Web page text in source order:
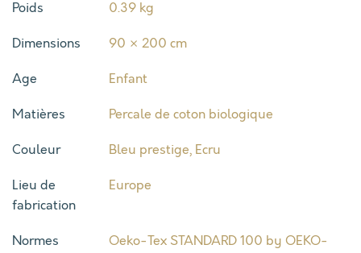
Poids 0.39 kg
Dimensions 90 × 200 cm
Age Enfant
Matières Percale de coton biologique
Couleur Bleu prestige, Ecru
Lieu de
fabrication
Europe
Normes
Oeko-Tex STANDARD 100 by OEKO-